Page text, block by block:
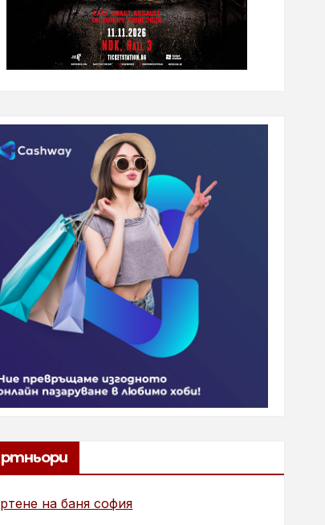
на баня софия